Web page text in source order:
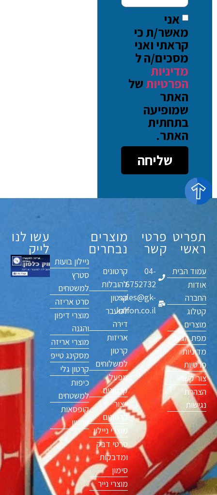
אני
מאשר/ת כי
קראתי ואני
מסכים/ה ל
מדיניות
הפרטיותשל
האתר
שמופיעה
בתחתית
האתר.
שליחה
תפריט
ראשי
עמוד הבית
אודות
החברה
קטלוג
מוצרים
מפת הגעה
מדיניות
פרטיות
צור קשר
הצהרת
נגישות
פרטי
קשר
04-
6752732
sales@gk-
kalfon.co.il
מוצרים
נבחרים
קרטונים
להובלות
קרטון
למעבר
דירה
אריזות
קרטון
למשלוחים
מפעל
קרטונים
ייצור
קרטונים
מוצרי ניילון
סרטי דבק
ומדבקות
סימון
מוצרי נייר
ניילון בועות
סטרץ
למשטחים
סרט אריזה
מוצרי דיפון
והגנה
מוצרי אריזה
מסקינג טייפ
קרטון גלי
כיפות
למשטחים
קופסאות
קרטון
עשו לנו
לייק